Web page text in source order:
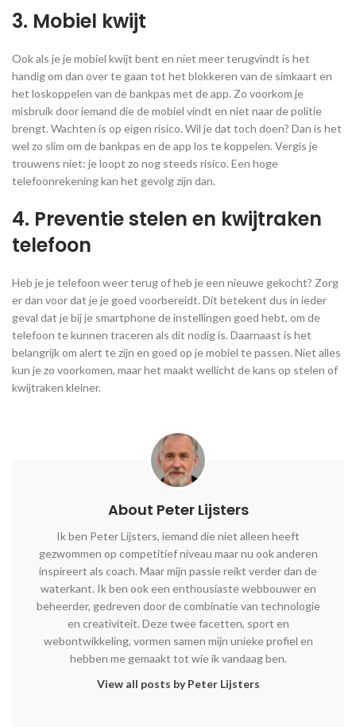
3. Mobiel kwijt
Ook als je je mobiel kwijt bent en niet meer terugvindt is het
handig om dan over te gaan tot het blokkeren van de simkaart en
het loskoppelen van de bankpas met de app. Zo voorkom je
misbruik door iemand die de mobiel vindt en niet naar de politie
brengt. Wachten is op eigen risico. Wil je dat toch doen? Dan is het
wel zo slim om de bankpas en de app los te koppelen. Vergis je
trouwens niet: je loopt zo nog steeds risico. Een hoge
telefoonrekening kan het gevolg zijn dan.
4. Preventie stelen en kwijtraken
telefoon
Heb je je telefoon weer terug of heb je een nieuwe gekocht? Zorg
er dan voor dat je je goed voorbereidt. Dit betekent dus in ieder
geval dat je bij je smartphone de instellingen goed hebt, om de
telefoon te kunnen traceren als dit nodig is. Daarnaast is het
belangrijk om alert te zijn en goed op je mobiel te passen. Niet alles
kun je zo voorkomen, maar het maakt wellicht de kans op stelen of
kwijtraken kleiner.
About Peter Lijsters
Ik ben Peter Lijsters, iemand die niet alleen heeft
gezwommen op competitief niveau maar nu ook anderen
inspireert als coach. Maar mijn passie reikt verder dan de
waterkant. Ik ben ook een enthousiaste webbouwer en
beheerder, gedreven door de combinatie van technologie
en creativiteit. Deze twee facetten, sport en
webontwikkeling, vormen samen mijn unieke profiel en
hebben me gemaakt tot wie ik vandaag ben.
View all posts by Peter Lijsters